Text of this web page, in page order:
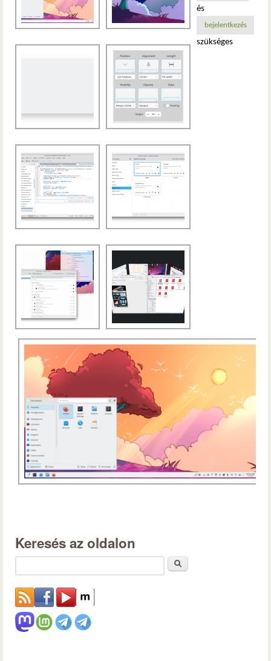
és
bejelentkezés
szükséges
Keresés az oldalon